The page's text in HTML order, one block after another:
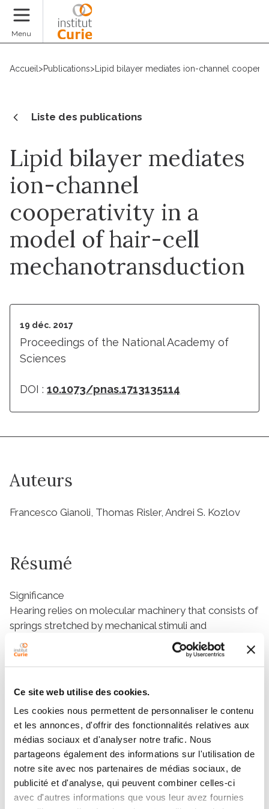
Ce site web utilise des cookies.
Les cookies nous permettent de personnaliser le contenu
et les annonces, d'offrir des fonctionnalités relatives aux
médias sociaux et d'analyser notre trafic. Nous
partageons également des informations sur l'utilisation de
notre site avec nos partenaires de médias sociaux, de
publicité et d'analyse, qui peuvent combiner celles-ci
avec d'autres informations que vous leur avez fournies
Menu
Accueil >Publications> Lipid bilayer mediates ion-channel
Liste des publications
Lipid bilayer mediates
ion-channel
cooperativity in a
model of hair-cell
mechanotransduction
19 déc. 2017
Proceedings of the National Academy of
Sciences
DOI : 10.1073/pnas.1713135114
Auteurs
Francesco Gianoli, Thomas Risler, Andrei S. Kozlov
Résumé
Significance
Hearing relies on molecular machinery that consists of
springs stretched by mechanical stimuli and
mechanosensitive ion channels responding to the
generated tension. Reproducing the experimental
data theoretically without requiring unrealistically large
model with two mobile channels per spring, coupled
by elastic forces within the membrane. The relative
motion of the channels following their cooperative
opening and closing produces the required change in
spring extension. This study lies at the interface
between the fields of membrane mechanics and
mechanotransduction in the inner ear. It describes a